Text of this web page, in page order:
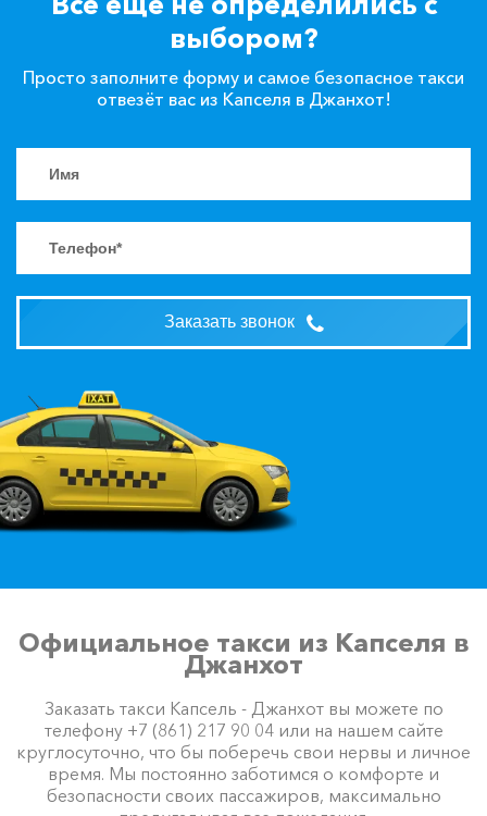
выбором?
Просто заполните форму и самое безопасное такси
отвезёт вас из Капселя в Джанхот!
Заказать звонок
Официальное такси из Капселя в
Джанхот
Заказать такси Капсель - Джанхот вы можете по
телефону +7 (861) 217 90 04 или на нашем сайте
круглосуточно, что бы поберечь свои нервы и личное
время. Мы постоянно заботимся о комфорте и
безопасности своих пассажиров, максимально